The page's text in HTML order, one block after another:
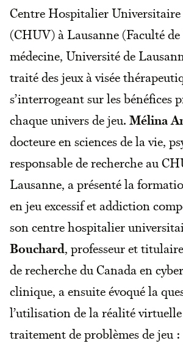
Centre Hospitalier Universitaire
(CHUV) à Lausanne (Faculté
médecine, Université de
traité des jeux à visée
s’interrogeant sur les bénéfices
chaque univers de jeu. Mélina
docteure en sciences de la vie,
responsable de recherche au
Lausanne, a présenté la
en jeu excessif et addiction
son centre hospitalier
Bouchard, professeur et
de recherche du Canada en
clinique, a ensuite évoqué la
l’utilisation de la réalité
traitement de problèmes de jeu